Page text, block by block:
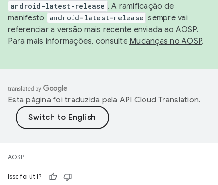
android-latest-release . A ramificação de
manifesto
android-latest-release sempre vai
referenciar a versão mais recente enviada ao AOSP.
Para mais informações, consulte Mudanças no AOSP.
Esta página foi traduzida pela API Cloud Translation.
AOSP
Isso foi útil?